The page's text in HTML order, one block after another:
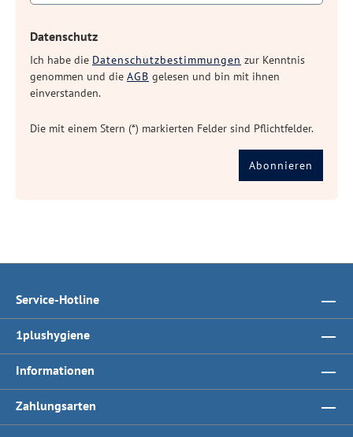
Datenschutz
Ich habe die Datenschutzbestimmungen zur Kenntnis
genommen und die AGB gelesen und bin mit ihnen
einverstanden.
Die mit einem Stern (*) markierten Felder sind Pflichtfelder.
Abonnieren
Service-Hotline
1plushygiene
Informationen
Zahlungsarten